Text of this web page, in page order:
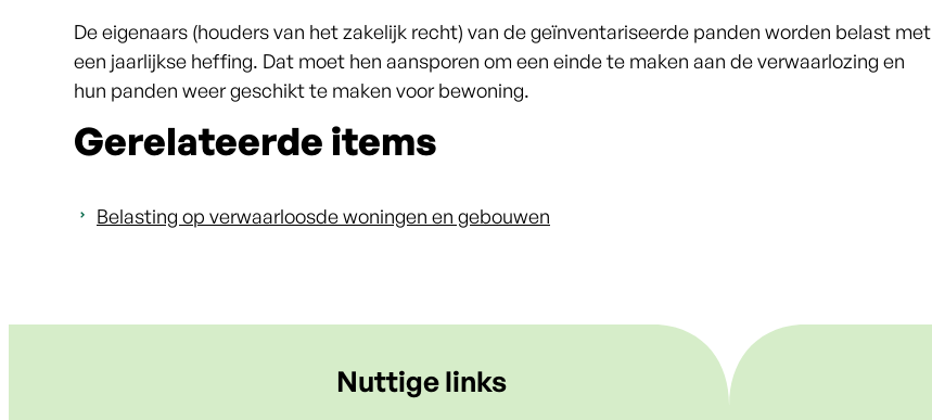
De eigenaars (houders van het zakelijk recht) van de geïnventariseerde panden worden belast met
een jaarlijkse heffing. Dat moet hen aansporen om een einde te maken aan de verwaarlozing en
hun panden weer geschikt te maken voor bewoning.
Gerelateerde items
Belasting op verwaarloosde woningen en gebouwen
Nuttige links